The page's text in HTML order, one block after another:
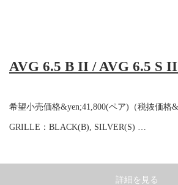
AVG 6.5 B II / AVG 6.5 S II
希望小売価格&yen;41,800(ペア)（税抜価格
GRILLE：BLACK(B), SILVER(S) …
詳細を見る